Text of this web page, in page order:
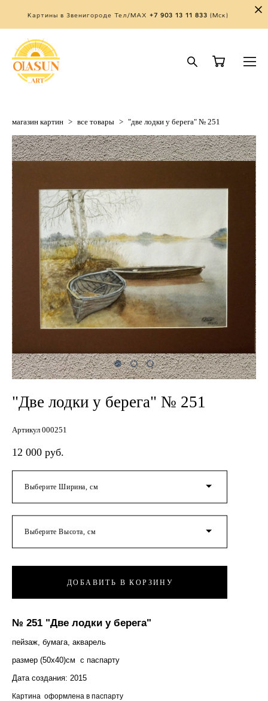
Картины в Звенигороде Тел/MAX +7 903 13 11 833 (Мск)
магазин картин > все товары > "две лодки у берега" № 251
"Две лодки у берега" № 251
Артикул 000251
12 000 pуб.
Выберите Ширина, см
Выберите Высота, см
ДОБАВИТЬ В КОРЗИНУ
№ 251 "Две лодки у берега"
пейзаж, бумага, акварель
размер (50х40)см с паспарту
Дата создания: 2015
Картина оформлена в паспарту